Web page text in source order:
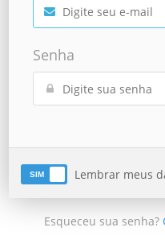
Senha
Lembrar meus
Esqueceu sua senha?